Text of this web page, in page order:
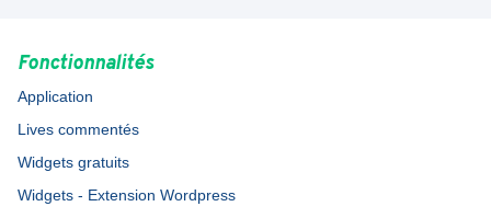
Fonctionnalités
Application
Lives commentés
Widgets gratuits
Widgets - Extension Wordpress